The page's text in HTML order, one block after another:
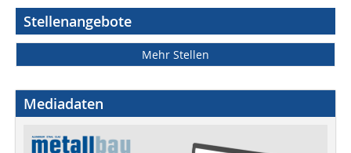
Stellenangebote
Mehr Stellen
Mediadaten